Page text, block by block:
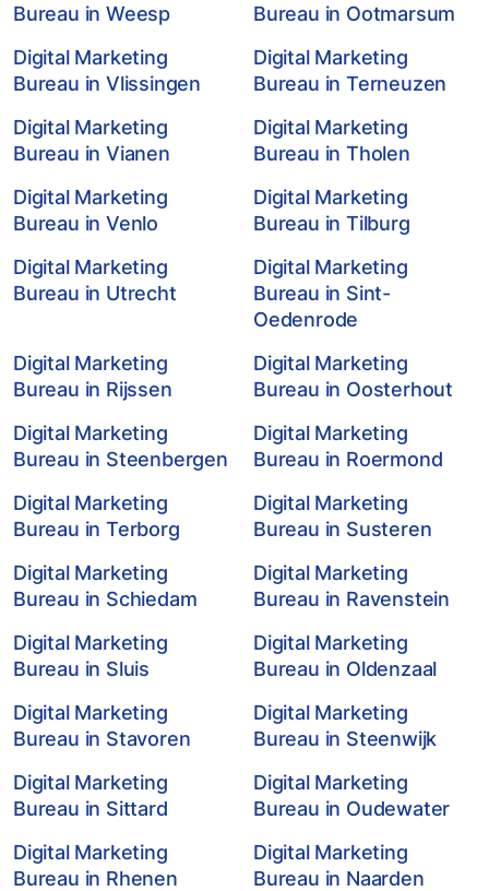
Bureau in Weesp
Bureau in Ootmarsum
Digital Marketing
Bureau in Vlissingen
Digital Marketing
Bureau in Terneuzen
Digital Marketing
Bureau in Vianen
Digital Marketing
Bureau in Tholen
Digital Marketing
Bureau in Venlo
Digital Marketing
Bureau in Tilburg
Digital Marketing
Bureau in Utrecht
Digital Marketing
Bureau in Sint-
Oedenrode
Digital Marketing
Bureau in Rijssen
Digital Marketing
Bureau in Oosterhout
Digital Marketing
Bureau in Steenbergen
Digital Marketing
Bureau in Roermond
Digital Marketing
Bureau in Terborg
Digital Marketing
Bureau in Susteren
Digital Marketing
Bureau in Schiedam
Digital Marketing
Bureau in Ravenstein
Digital Marketing
Bureau in Sluis
Digital Marketing
Bureau in Oldenzaal
Digital Marketing
Bureau in Stavoren
Digital Marketing
Bureau in Steenwijk
Digital Marketing
Bureau in Sittard
Digital Marketing
Bureau in Oudewater
Digital Marketing
Bureau in Rhenen
Digital Marketing
Bureau in Naarden